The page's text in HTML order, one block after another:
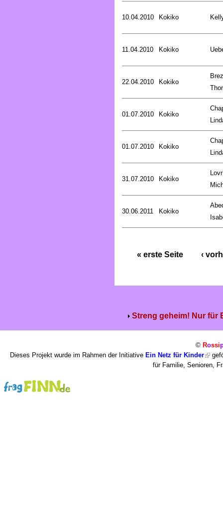
10.04.2010 Kokiko
11.04.2010 Kokiko
22.04.2010 Kokiko
01.07.2010 Kokiko
01.07.2010 Kokiko
31.07.2010 Kokiko
30.06.2011 Kokiko
« erste Seite ‹
Streng geheim! Nur für
© Rossi
Dieses Projekt wurde im Rahmen der Initiative Ein Netz für Kinder
für Familie, Senioren,